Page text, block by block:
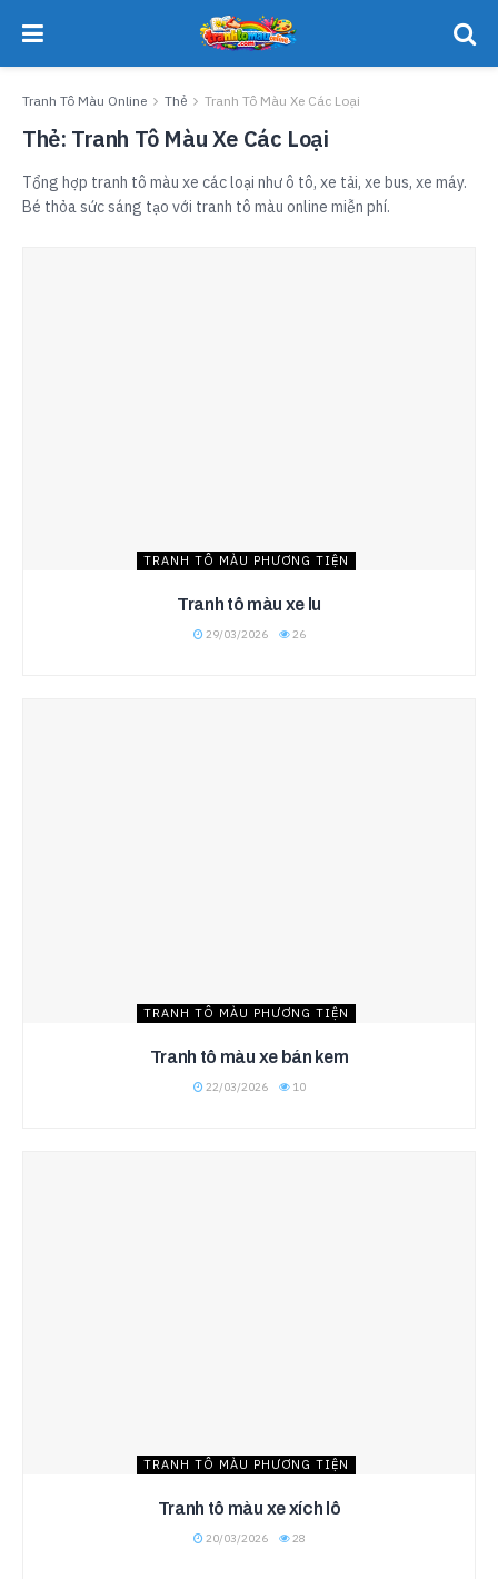
Tranh Tô Màu Online Thẻ Tranh Tô Màu Xe Các Loại
Thẻ: Tranh Tô Màu Xe Các Loại
Tổng hợp tranh tô màu xe các loại như ô tô, xe tải, xe bus, xe máy.
Bé thỏa sức sáng tạo với tranh tô màu online miễn phí.
TRANH TÔ MÀU PHƯƠNG TIỆN
Tranh tô màu xe lu
29/03/2026 26
TRANH TÔ MÀU PHƯƠNG TIỆN
Tranh tô màu xe bán kem
22/03/2026 10
TRANH TÔ MÀU PHƯƠNG TIỆN
Tranh tô màu xe xích lô
20/03/2026 28